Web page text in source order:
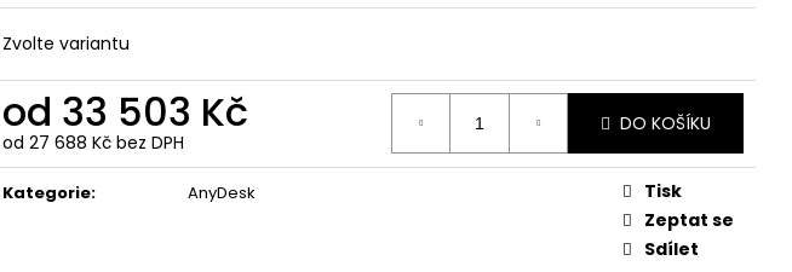
Zvolte variantu
od 33 503 Kč
od 27 688 Kč bez DPH
Měrná
cena:
DO KOŠÍKU
Kategorie: AnyDesk
Tisk
Zeptat se
Sdílet
TEAMVIEWER BUSINESS - 1 ROK / 200
12 327 Kč